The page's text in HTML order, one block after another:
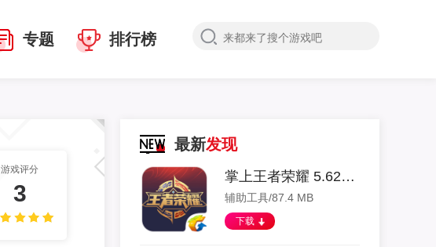
专题 排行榜
游戏评分
3
最新发现
掌上王者荣耀 5.62.204 安卓版
辅助工具/87.4 MB
下载